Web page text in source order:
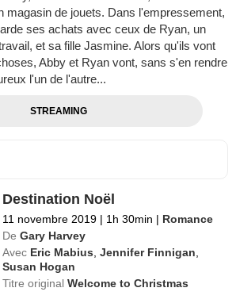
magasin de jouets. Dans l'empressement,
ses achats avec ceux de Ryan, un
et sa fille Jasmine. Alors qu'ils vont
Abby et Ryan vont, sans s'en rendre
l'un de l'autre...
STREAMING
Destination Noël
11 novembre 2019 | 1h 30min | Romance
De Gary Harvey
Avec Eric Mabius ,Jennifer Finnigan
Susan Hogan
Titre originalWelcome to Christmas